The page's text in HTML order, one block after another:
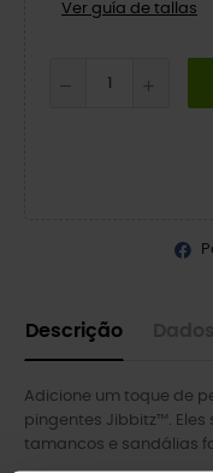
Ver guía de tallas
Descrição
Adicione um toque de
pingentes Jibbitz™.
tamancos e sandálias